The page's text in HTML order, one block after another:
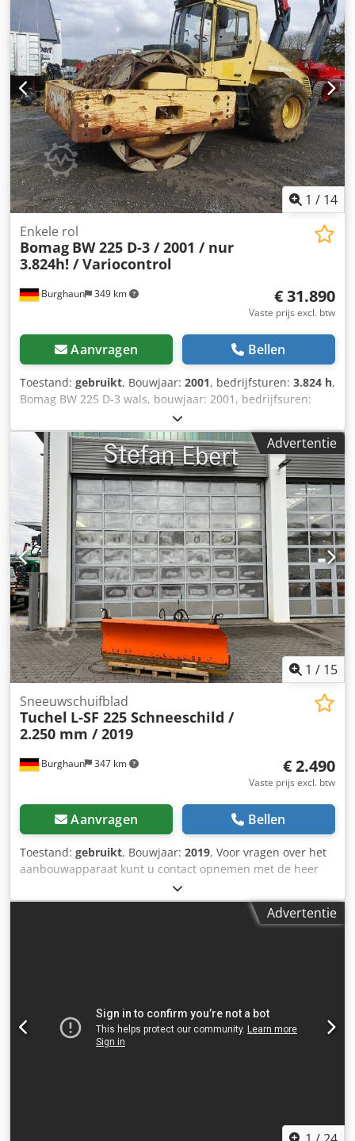
1 / 14
Burghaun 349 km
Enkele rol
Bomag BW 225 D-3 / 2001 / nur
3.824h! / Variocontrol
€ 31.890
Vaste prijs excl. btw
Aanvragen Bellen
Toestand: gebruikt, Bouwjaar: 2001, bedrijfsturen: 3.824 h,
Bomag BW 225 D-3 wals, bouwjaar: 2001, bedrijfsuren:
slechts 3.824u, motor: Deutz [145kW/197pk], Variocontrol,
gewicht: 24.700kg, printer, banden: 40%, Duitse machine,
conditie overeenkomstig de leeftijd, direct inzetbaar. Op
verzoek kunnen wij u een lease- of
financieringsaanbieding doen; de heer Mihm (Tel.) helpt u
graag verder. Meer informatie vindt u op onze website.
Fouten en tussentijdse verkoop voorbehouden! Verhuur
mogelijk. = Meer informatie = Neem contact op met Tobias
Ebert voor meer informatie. Cedpfxezpdhzs Am Uorf
Advertentie
1 / 15
Burghaun 347 km
Sneeuwschuifblad
Tuchel L-SF 225 Schneeschild /
2.250 mm / 2019
€ 2.490
Vaste prijs excl. btw
Aanvragen Bellen
Toestand: gebruikt, Bouwjaar: 2019, Voor vragen over het
aanbouwapparaat kunt u contact opnemen met de heer
Herden (telefoonnummer: ...). Tuchel L-SF 225
sneeuwschuiver / 2.250 mm / bouwjaar: 2019 / op voorraad
en direct leverbaar Prijs: € 2.490,00 exclusief btw / €
groot assortiment aan verschillende aanbouwapparaten
die direct leverbaar zijn! De heer Herden
(telefoonnummer: ...) staat u graag te woord. Codpfx
verkoop- en servicepartner. Wij zijn officiële Westtech
Advertentie